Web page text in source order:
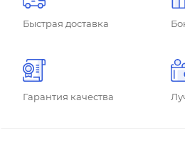
Быстрая доставка
Гарантия качества